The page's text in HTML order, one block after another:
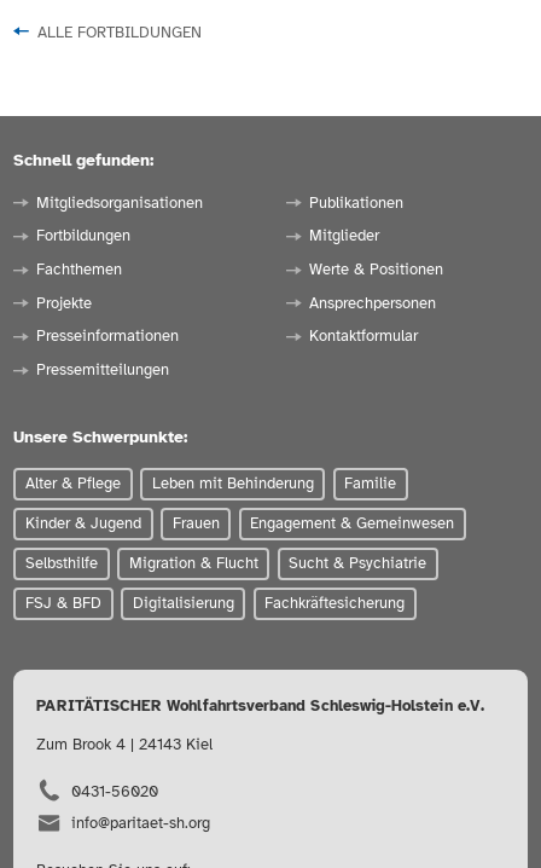
ALLE FORTBILDUNGEN
Schnell gefunden:
Mitgliedsorganisationen
Fortbildungen
Fachthemen
Projekte
Presseinformationen
Pressemitteilungen
Publikationen
Mitglieder
Werte & Positionen
Ansprechpersonen
Kontaktformular
Unsere Schwerpunkte:
Alter & Pflege Leben mit Behinderung Familie
Kinder & Jugend Frauen Engagement & Gemeinwesen
Selbsthilfe Migration & Flucht Sucht & Psychiatrie
FSJ & BFD Digitalisierung Fachkräftesicherung
PARITÄTISCHER Wohlfahrtsverband Schleswig-Holstein e.V.
Zum Brook 4 | 24143 Kiel
0431-56020
info@paritaet-sh.org